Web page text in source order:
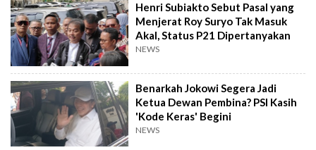
Henri Subiakto Sebut Pasal yang
Menjerat Roy Suryo Tak Masuk
Akal, Status P21 Dipertanyakan
NEWS
Benarkah Jokowi Segera Jadi
Ketua Dewan Pembina? PSI Kasih
'Kode Keras' Begini
NEWS